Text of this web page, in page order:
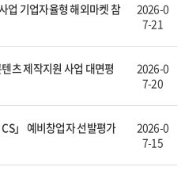
업 기업자율형 해외마켓 참
2026-0
7-21
츠 제작지원 사업 대면평
2026-0
7-20
」 예비창업자 선발평가
2026-0
7-15